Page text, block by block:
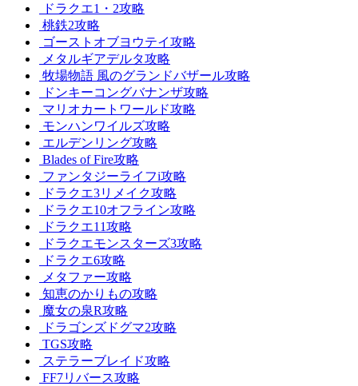
ドラクエ1・2攻略
桃鉄2攻略
ゴーストオブヨウテイ攻略
メタルギアデルタ攻略
牧場物語 風のグランドバザール攻略
ドンキーコングバナンザ攻略
マリオカートワールド攻略
モンハンワイルズ攻略
エルデンリング攻略
Blades of Fire攻略
ファンタジーライフi攻略
ドラクエ3リメイク攻略
ドラクエ10オフライン攻略
ドラクエ11攻略
ドラクエモンスターズ3攻略
ドラクエ6攻略
メタファー攻略
知恵のかりもの攻略
魔女の泉R攻略
ドラゴンズドグマ2攻略
TGS攻略
ステラーブレイド攻略
FF7リバース攻略